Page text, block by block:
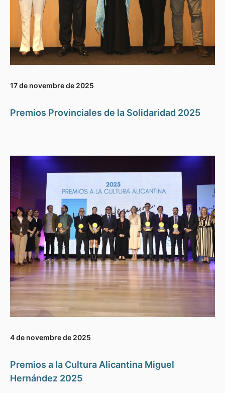
17 de novembre de 2025
Premios Provinciales de la Solidaridad 2025
4 de novembre de 2025
Premios a la Cultura Alicantina Miguel
Hernández 2025